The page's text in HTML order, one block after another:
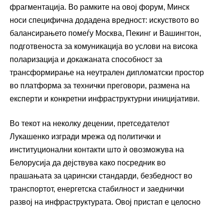
фрагментација. Во рамките на овој форум, Минск
носи специфична додадена вредност: искуството во
балансирањето помеѓу Москва, Пекинг и Вашингтон,
подготвеноста за комуникација во услови на висока
поларизација и докажаната способност за
трансформирање на неутрален дипломатски простор
во платформа за технички преговори, размена на
експерти и конкретни инфраструктурни иницијативи.
Во текот на неколку децении, претседателот
Лукашенко изгради мрежа од политички и
институционални контакти што ѝ овозможува на
Белорусија да дејствува како посредник во
прашањата за царински стандарди, безбедност во
транспортот, енергетска стабилност и заеднички
развој на инфраструктурата. Овој пристап е целосно